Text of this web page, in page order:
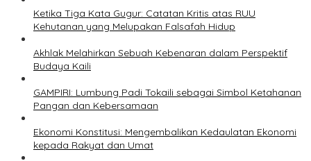
Ketika Tiga Kata Gugur: Catatan Kritis atas RUU
Kehutanan yang Melupakan Falsafah Hidup
Akhlak Melahirkan Sebuah Kebenaran dalam Perspektif
Budaya Kaili
GAMPIRI: Lumbung Padi Tokaili sebagai Simbol Ketahanan
Pangan dan Kebersamaan
Ekonomi Konstitusi: Mengembalikan Kedaulatan Ekonomi
kepada Rakyat dan Umat